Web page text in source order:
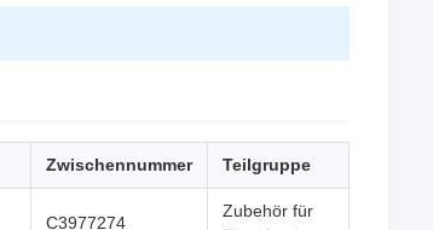
Zwischennummer Teilgruppe
C3977274
Zubehör für